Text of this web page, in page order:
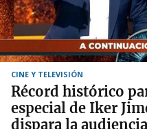
CINE Y TELEVISIÓN
Récord histórico
especial de Iker
dispara la audiencia